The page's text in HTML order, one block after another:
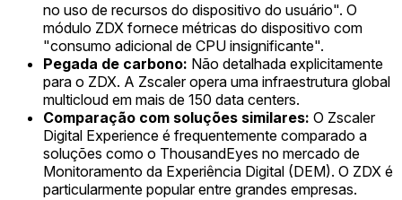
no uso de recursos do dispositivo do usuário". O
módulo ZDX fornece métricas do dispositivo com
"consumo adicional de CPU insignificante".
Pegada de carbono: Não detalhada explicitamente
para o ZDX. A Zscaler opera uma infraestrutura global
multicloud em mais de 150 data centers.
Comparação com soluções similares: O Zscaler
Digital Experience é frequentemente comparado a
soluções como o ThousandEyes no mercado de
Monitoramento da Experiência Digital (DEM). O ZDX é
particularmente popular entre grandes empresas.